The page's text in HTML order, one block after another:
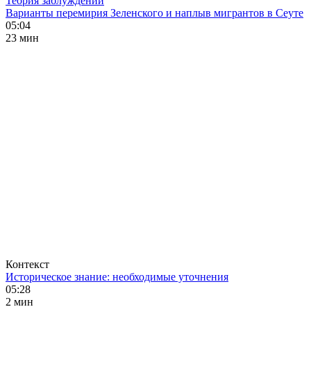
Варианты перемирия Зеленского и наплыв мигрантов в Сеуте
05:04
23 мин
Контекст
Историческое знание: необходимые уточнения
05:28
2 мин